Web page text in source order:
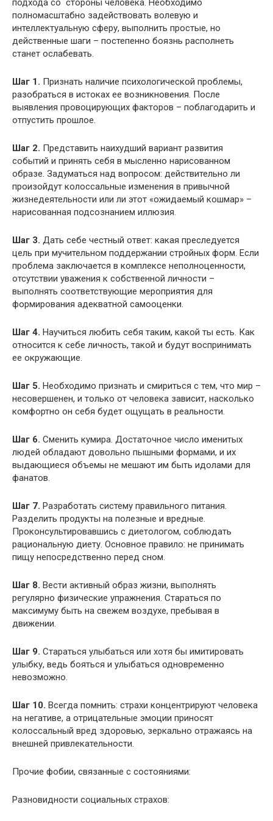
полномасштабно задействовать волевую и
интеллектуальную сферу, выполнить простые, но
действенные шаги – постепенно боязнь располнеть
станет ослабевать.
Шаг 1. Признать наличие психологической проблемы,
разобраться в истоках ее возникновения. После
выявления провоцирующих факторов – поблагодарить и
отпустить прошлое.
Шаг 2. Представить наихудший вариант развития
событий и принять себя в мысленно нарисованном
образе. Задуматься над вопросом: действительно ли
произойдут колоссальные изменения в привычной
жизнедеятельности или ли этот «ожидаемый кошмар» –
нарисованная подсознанием иллюзия.
Шаг 3. Дать себе честный ответ: какая преследуется
цель при мучительном поддержании стройных форм. Если
проблема заключается в комплексе неполноценности,
отсутствии уважения к собственной личности –
выполнять соответствующие мероприятия для
формирования адекватной самооценки.
Шаг 4. Научиться любить себя таким, какой ты есть. Как
относится к себе личность, такой и будут воспринимать
ее окружающие.
Шаг 5. Необходимо признать и смириться с тем, что мир –
несовершенен, и только от человека зависит, насколько
комфортно он себя будет ощущать в реальности.
Шаг 6. Сменить кумира. Достаточное число именитых
людей обладают довольно пышными формами, и их
выдающиеся объемы не мешают им быть идолами для
фанатов.
Шаг 7. Разработать систему правильного питания.
Разделить продукты на полезные и вредные.
Проконсультировавшись с диетологом, соблюдать
рациональную диету. Основное правило: не принимать
пищу непосредственно перед сном.
Шаг 8. Вести активный образ жизни, выполнять
регулярно физические упражнения. Стараться по
максимуму быть на свежем воздухе, пребывая в
движении.
Шаг 9. Стараться улыбаться или хотя бы имитировать
улыбку, ведь бояться и улыбаться одновременно
невозможно.
Шаг 10. Всегда помнить: страхи концентрируют человека
на негативе, а отрицательные эмоции приносят
колоссальный вред здоровью, зеркально отражаясь на
внешней привлекательности.
Прочие фобии, связанные с состояниями:
Разновидности социальных страхов: